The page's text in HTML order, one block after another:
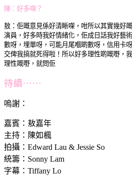
陳：好多㗎？
敖： 佢嘅意見係好清𥇦㗎， 咁所以其實幾好
演員， 好多時我好情緒化， 佢成日話我好藝
數呀，埋單呀， 可能月尾嗰啲數呀， 信用卡
交俾我搞就死得啦！ 所以好多理性啲嘅嘢，
理性嘅嘢， 就問佢
待續⋯⋯
嗚謝：
嘉賓： 敖嘉年
主持：陳如楓
拍攝：Edward Lau & Jessie So
統籌：Sonny Lam
字幕：Tiffany Lo